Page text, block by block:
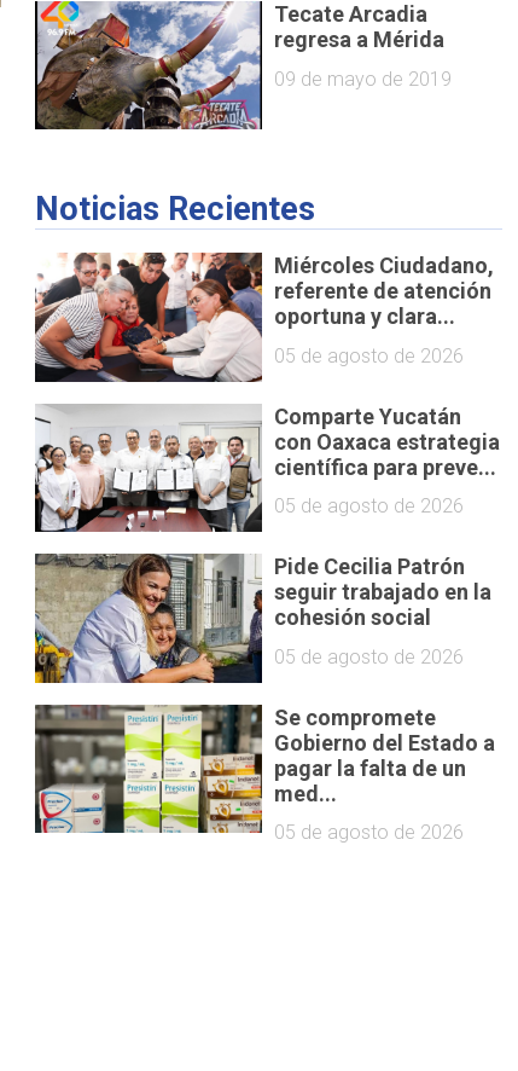
Tecate Arcadia
regresa a Mérida
09 de mayo de 2019
Noticias Recientes
Miércoles Ciudadano,
referente de atención
oportuna y clara...
05 de agosto de 2026
Comparte Yucatán
con Oaxaca estrategia
científica para preve...
05 de agosto de 2026
Pide Cecilia Patrón
seguir trabajado en la
cohesión social
05 de agosto de 2026
Se compromete
Gobierno del Estado a
pagar la falta de un
med...
05 de agosto de 2026